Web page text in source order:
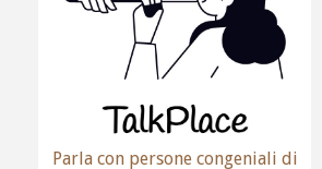
Parla con persone congeniali di